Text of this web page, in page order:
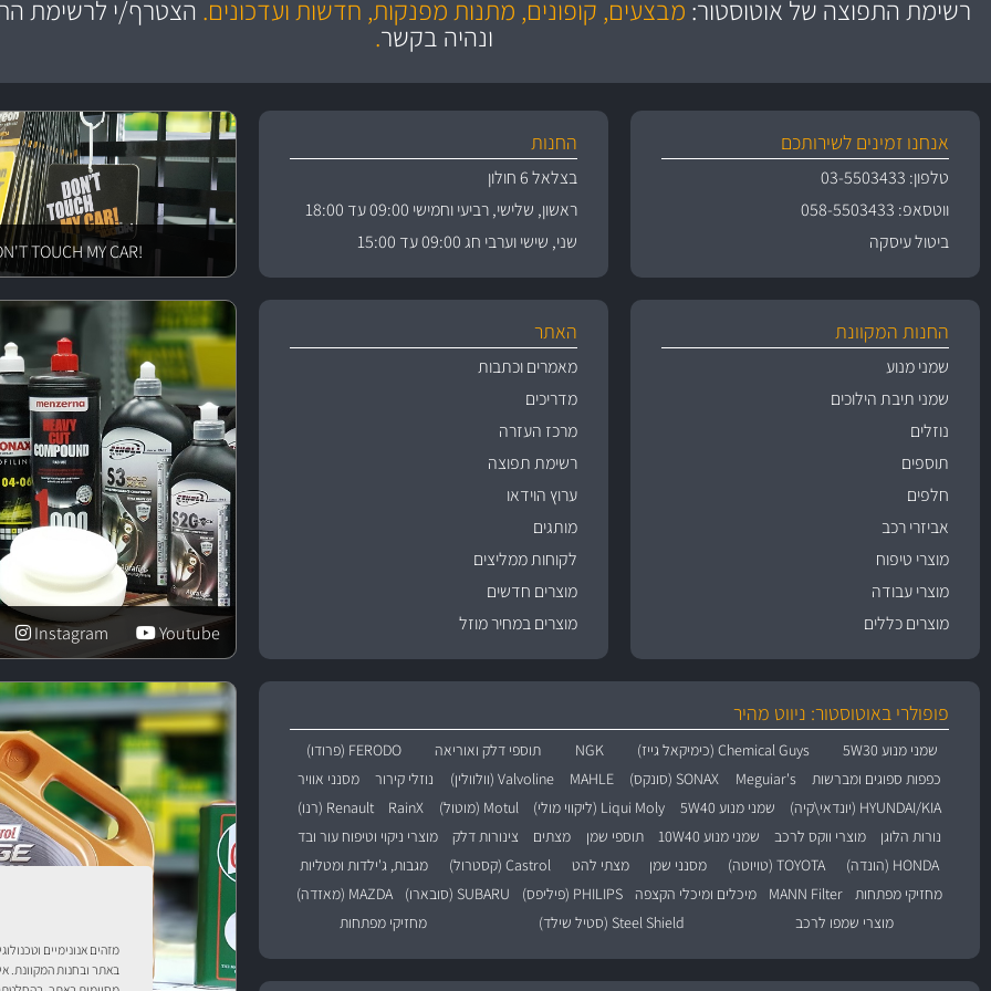
מזהים אנונימיים
באתר ובחנות המקוונת.
משלוחים
גרמניה
רשימת התפוצה של אוטוסטור: מבצעים, קופונים, מתנות מפנקות, חדשות ועדכונים. הצטרף/י לרשימת
ונהיה בקשר.
אנחנו זמינים לשירותכם
טלפון: 03-5503433
ווטסאפ: 058-5503433
ביטול עיסקה
החנות
בצלאל 6 חולון
ראשון, שלישי, רביעי וחמישי 09:00 עד 18:00
שני, שישי וערבי חג 09:00 עד 15:00
!DON'T TOUCH MY CAR
החנות המקוונת
שמני מנוע
שמני תיבת הילוכים
נוזלים
תוספים
חלפים
אביזרי רכב
מוצרי טיפוח
מוצרי עבודה
מוצרים כללים
האתר
מאמרים וכתבות
מדריכים
מרכז העזרה
רשימת תפוצה
ערוץ הוידאו
מותגים
לקוחות ממליצים
מוצרים חדשים
מוצרים במחיר מוזל
Youtube
Instagram
פופולרי באוטוסטור: ניווט מהיר
שמני מנוע 5W30 Chemical Guys (כימיקאל גייז) NGK תוספי דלק ואוריאה
FERODO (פרודו)
כפפות ספוגים ומברשות
Meguiar's SONAX (סונקס) MAHLE Valvoline (וולוולין) נוזלי קירור
מסנני אוויר
HYUNDAI/KIA (יונדאי\קיה)
שמני מנוע 5W40 Liqui Moly (ליקווי מולי) Motul (מוטול) RainX
Renault (רנו)
נורות הלוגן
מוצרי ווקס לרכב שמני מנוע 10W40 תוספי שמן מצתים צינורות דלק
מוצרי ניקוי וטיפוח עור ובד
HONDA (הונדה)
TOYOTA (טויוטה) מסנני שמן מצתי להט Castrol (קסטרול)
מגבות, ג'ילדות ומטליות
מחזיקי מפתחות
MANN Filter מיכלים ומיכלי הקצפה PHILIPS (פיליפס) SUBARU (סובארו)
MAZDA (מאזדה)
מוצרי שמפו לרכב
Steel Shield (סטיל שילד) מחזיקי מפתחות